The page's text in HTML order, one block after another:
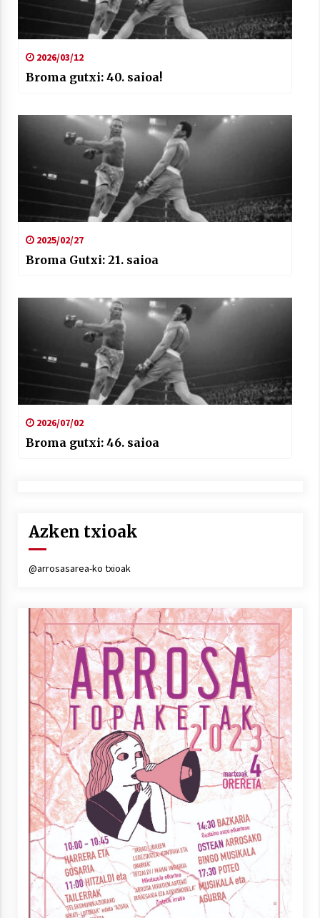
2026/03/12
Broma gutxi: 40. saioa!
2025/02/27
Broma Gutxi: 21. saioa
2026/07/02
Broma gutxi: 46. saioa
Azken txioak
@arrosasarea-ko txioak